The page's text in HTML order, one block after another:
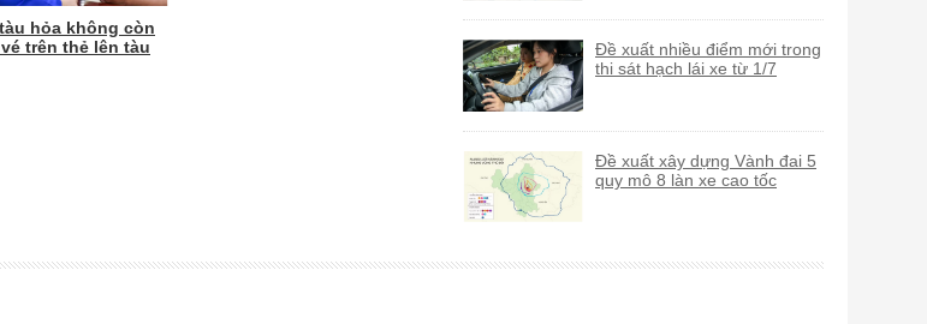
hỏa không còn
trên thẻ lên tàu
Đề xuất nhiều điểm mới trong
thi sát hạch lái xe từ 1/7
Đề xuất xây dựng Vành đai 5
quy mô 8 làn xe cao tốc